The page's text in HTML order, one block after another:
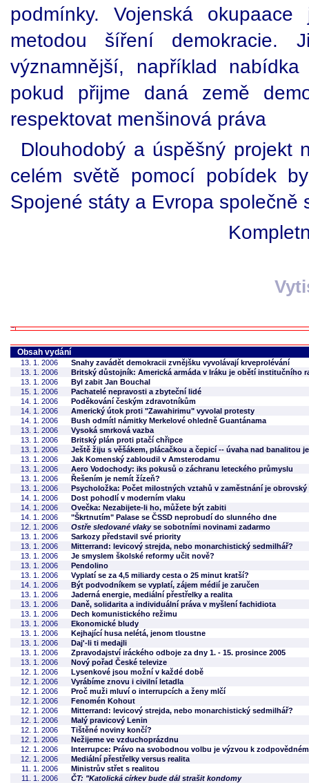
podmínky. Vojenská
metodou šíření demokracie.
významnější, například
pokud přijme daná země
respektovat menšinová práva
Dlouhodobý a úspěšný projekt
celém světě pomocí pobídek
Spojené státy a Evropa společně
Obsah vydání
13. 1. 2006
Snahy zavádět demokracii zvnějšku vyvolávají krveprolévání
13. 1. 2006
Britský důstojník: Americká armáda v Iráku je obětí institučního
13. 1. 2006
Byl zabit Jan Bouchal
15. 1. 2006
Pachatelé nepravosti a zbyteční lidé
14. 1. 2006
Poděkování českým zdravotníkům
14. 1. 2006
Americký útok proti "Zawahirimu" vyvolal protesty
14. 1. 2006
Bush odmítl námitky Merkelové ohledně Guantánama
13. 1. 2006
Vysoká smrková vazba
13. 1. 2006
Britský plán proti ptačí chřipce
13. 1. 2006
Ještě žiju s věšákem, plácačkou a čepicí -- úvaha nad banalitou
13. 1. 2006
Jak Komenský zabloudil v Amsterodamu
13. 1. 2006
Aero Vodochody: iks pokusů o záchranu leteckého průmyslu
13. 1. 2006
Řešením je nemít žízeň?
13. 1. 2006
Psycholožka: Počet milostných vztahů v zaměstnání je obrovský
14. 1. 2006
Dost pohodlí v moderním vlaku
14. 1. 2006
Ovečka: Nezabijete-li ho, můžete být zabiti
14. 1. 2006
"Škrtnutím" Palase se ČSSD neprobudí do slunného dne
12. 1. 2006
Ostře sledované vlakyse sobotními novinami zadarmo
13. 1. 2006
Sarkozy představil své priority
13. 1. 2006
Mitterrand: levicový strejda, nebo monarchistický sedmilhář?
13. 1. 2006
Je smyslem školské reformy učit nově?
13. 1. 2006
Pendolino
13. 1. 2006
Vyplatí se za 4,5 miliardy cesta o 25 minut kratší?
14. 1. 2006
Být podvodníkem se vyplatí, zájem médií je zaručen
13. 1. 2006
Jaderná energie, mediální přestřelky a realita
13. 1. 2006
Daně, solidarita a individuální práva v myšlení fachidiota
13. 1. 2006
Dech komunistického režimu
13. 1. 2006
Ekonomické bludy
13. 1. 2006
Kejhající husa nelétá, jenom tloustne
13. 1. 2006
Daj'-li ti medajli
13. 1. 2006
Zpravodajství iráckého odboje za dny 1. - 15. prosince 2005
13. 1. 2006
Nový pořad České televize
12. 1. 2006
Lysenkové jsou možní v každé době
12. 1. 2006
Vyrábíme znovu i civilní letadla
12. 1. 2006
Proč muži mluví o interrupcích a ženy mlčí
12. 1. 2006
Fenomén Kohout
12. 1. 2006
Mitterrand: levicový strejda, nebo monarchistický sedmilhář?
12. 1. 2006
Malý pravicový Lenin
12. 1. 2006
Tištěné noviny končí?
12. 1. 2006
Nežijeme ve vzduchoprázdnu
12. 1. 2006
Interrupce: Právo na svobodnou volbu je výzvou k
12. 1. 2006
Mediální přestřelky versus realita
11. 1. 2006
Ministrův střet s realitou
11. 1. 2006
ČT: "Katolická církev bude dál strašit kondomy